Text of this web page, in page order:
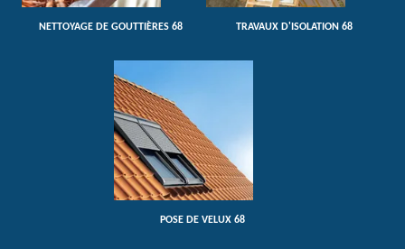
NETTOYAGE DE GOUTTIÈRES 68 TRAVAUX D'ISOLATION 68
POSE DE VELUX 68